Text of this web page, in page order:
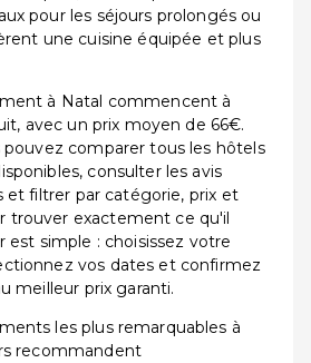
pour les séjours prolongés ou
une cuisine équipée et plus
à Natal commencent à
avec un prix moyen de 66€.
pouvez comparer tous les hôtels
consulter les avis
et filtrer par catégorie, prix et
trouver exactement ce qu'il
est simple : choisissez votre
vos dates et confirmez
meilleur prix garanti.
les plus remarquables à
recommandent